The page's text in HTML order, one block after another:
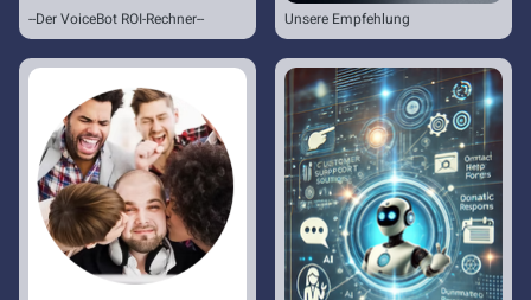
--Der VoiceBot ROI-Rechner-- Unsere Empfehlung